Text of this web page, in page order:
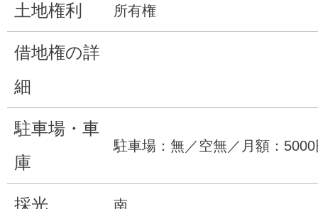
土地権利 所有権
借地権の詳
細
駐車場・車
庫
駐車場：無／空無／月額：5000
採光 南